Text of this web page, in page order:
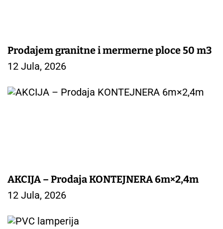
Prodajem granitne i mermerne ploce 50 m3
12 Jula, 2026
AKCIJA – Prodaja KONTEJNERA 6m×2,4m
12 Jula, 2026